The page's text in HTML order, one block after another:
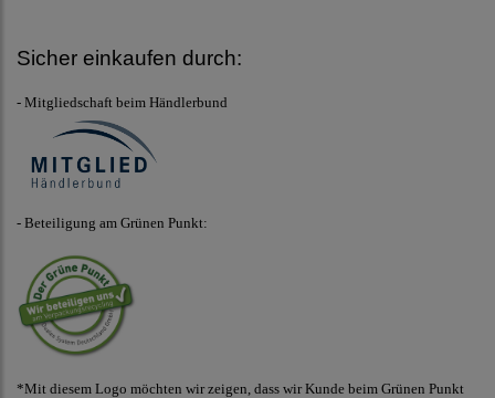
Sicher einkaufen durch:
- Mitgliedschaft beim Händlerbund
- Beteiligung am Grünen Punkt:
*Mit diesem Logo möchten wir zeigen, dass wir Kunde beim Grünen Punkt